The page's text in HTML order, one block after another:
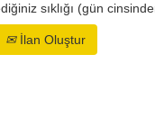
sıklığı (gün
İlan Oluştur